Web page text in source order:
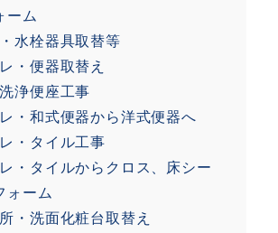
ーム
水栓器具取替等
・便器取替え
浄便座工事
レ・和式便器から洋式便器へ
レ・タイル工事
レ・タイルからクロス、床シー
ォーム
・洗面化粧台取替え